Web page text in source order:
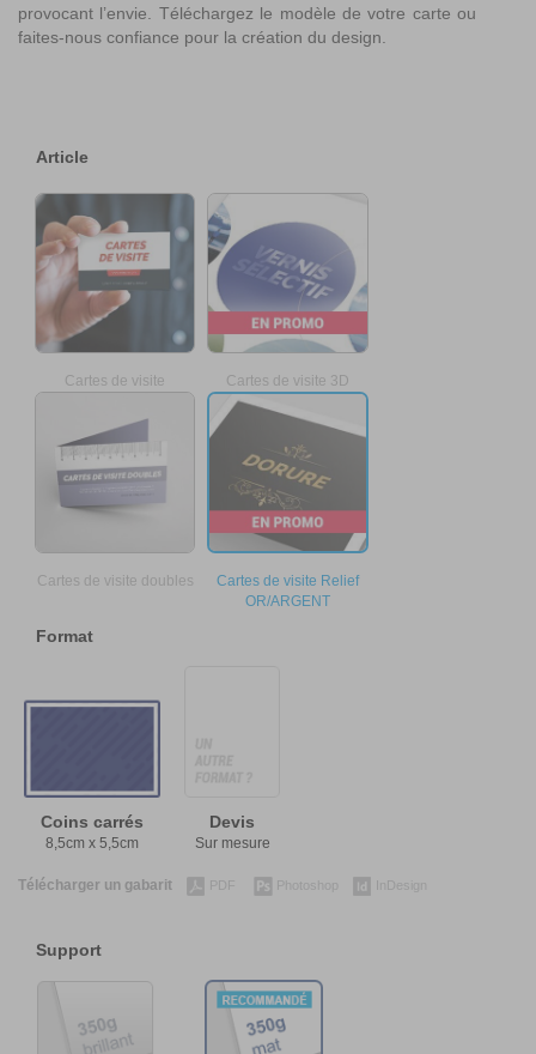
provocant l’envie. Téléchargez le modèle de votre carte ou
faites-nous confiance pour la création du design.
Article
Cartes de visite Cartes de visite 3D
Cartes de visite doubles
Cartes de visite Relief
OR/ARGENT
Format
Coins carrés
8,5cm x 5,5cm
Devis
Sur mesure
Télécharger un gabarit PDF Photoshop InDesign
Support